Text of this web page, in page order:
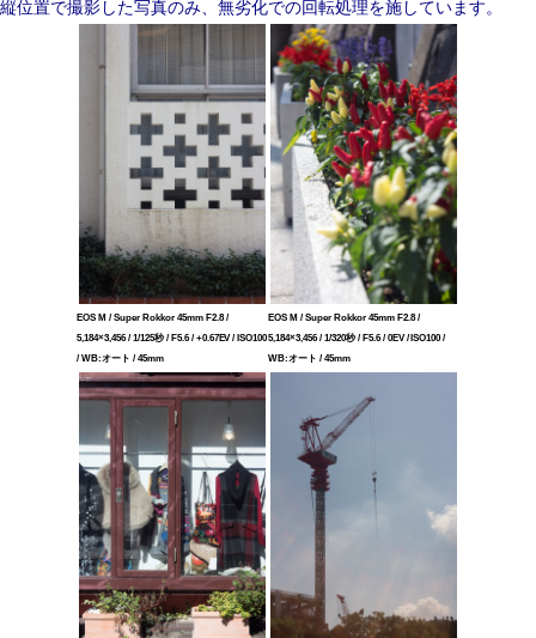
縦位置で撮影した写真のみ、無劣化での回転処理を施しています。
EOS M / Super Rokkor 45mm F2.8 /
5,184×3,456 / 1/125秒 / F5.6 / +0.67EV / ISO100
/ WB:オート / 45mm
EOS M / Super Rokkor 45mm F2.8 /
5,184×3,456 / 1/320秒 / F5.6 / 0EV / ISO100 /
WB:オート / 45mm